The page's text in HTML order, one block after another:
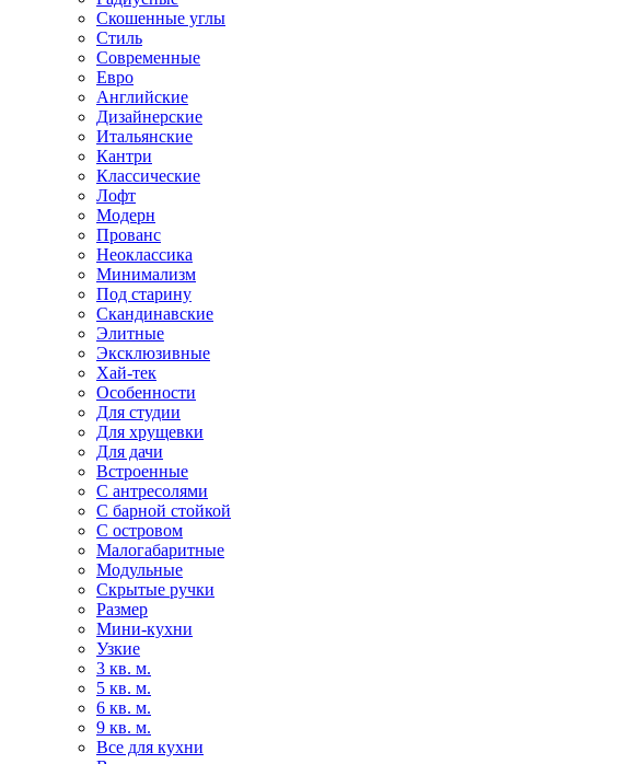
Скошенные углы
Стиль
Современные
Евро
Английские
Дизайнерские
Итальянские
Кантри
Классические
Лофт
Модерн
Прованс
Неоклассика
Минимализм
Под старину
Скандинавские
Элитные
Эксклюзивные
Хай-тек
Особенности
Для студии
Для хрущевки
Для дачи
Встроенные
С антресолями
С барной стойкой
С островом
Малогабаритные
Модульные
Скрытые ручки
Размер
Мини-кухни
Узкие
3 кв. м.
5 кв. м.
6 кв. м.
9 кв. м.
Все для кухни